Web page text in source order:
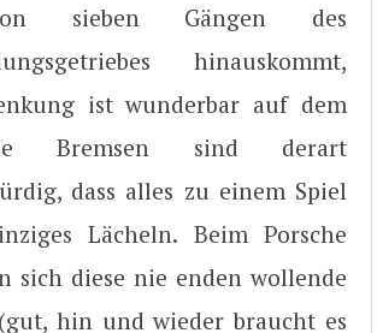
sieben Gängen des
hinauskommt,
ist wunderbar auf dem
Bremsen sind derart
dass alles zu einem Spiel
Lächeln. Beim Porsche
sich diese nie enden wollende
hin und wieder braucht es